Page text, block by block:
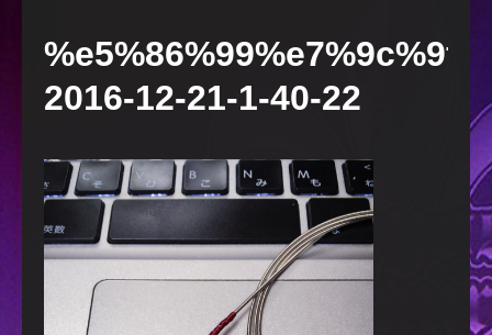
%e5%86%99%e7%9c%9f-
2016-12-21-1-40-22